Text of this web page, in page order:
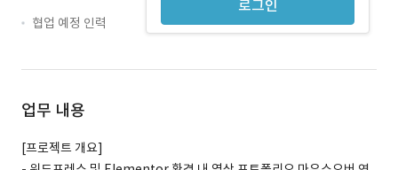
로그인
협업 예정 인력
업무 내용
[프로젝트 개요]